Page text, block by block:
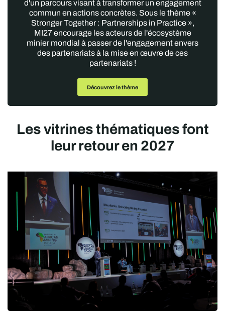
d'un parcours visant à transformer un engagement
commun en actions concrètes. Sous le thème «
Stronger Together : Partnerships in Practice »,
MI27 encourage les acteurs de l'écosystème
minier mondial à passer de l'engagement envers
des partenariats à la mise en œuvre de ces
partenariats !
Découvrez le thème
Les vitrines thématiques font
leur retour en 2027